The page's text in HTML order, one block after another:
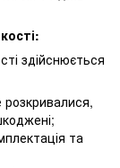
здійснюється
та